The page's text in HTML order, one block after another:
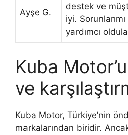
Ayşe G.
destek ve
iyi.
yardımcı
Kuba
ve
Kuba Motor, Türkiye’nin
markalarından biridir.